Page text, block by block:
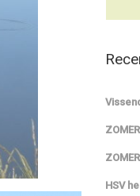
HSV